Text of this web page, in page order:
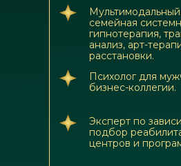
Эксперт по
подбор
центров и
Психолог для
бизнес-коллегии.
семейная
гипнотерапия,
анализ, арт-
расстановки.